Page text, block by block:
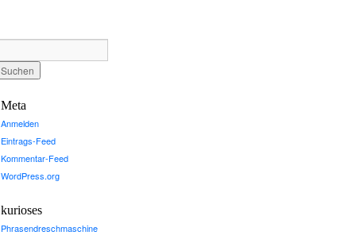
Meta
Anmelden
Eintrags-Feed
Kommentar-Feed
WordPress.org
kurioses
Phrasendreschmaschine